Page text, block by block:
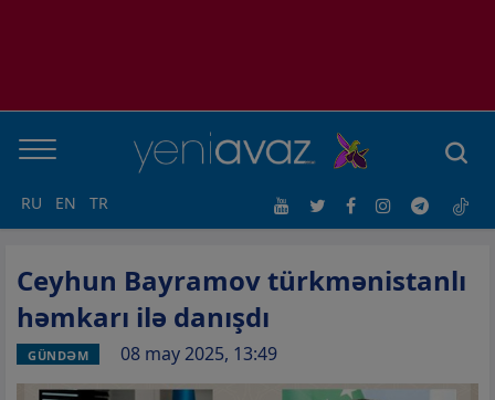
RU EN TR
Ceyhun Bayramov türkmənistanlı
həmkarı ilə danışdı
GÜNDƏM 08 may 2025, 13:49